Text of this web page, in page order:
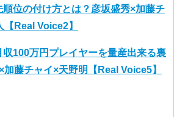
位の付け方とは？彦坂盛秀×加藤チ
Real Voice2】
100万円プレイヤーを量産出来る裏
藤チャイ×天野明【Real Voice5】